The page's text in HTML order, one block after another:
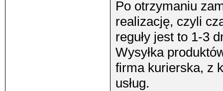
Po otrzymaniu
realizację, czyli
reguły jest to 1-3
Wysyłka
firma kurierska, z
usług.